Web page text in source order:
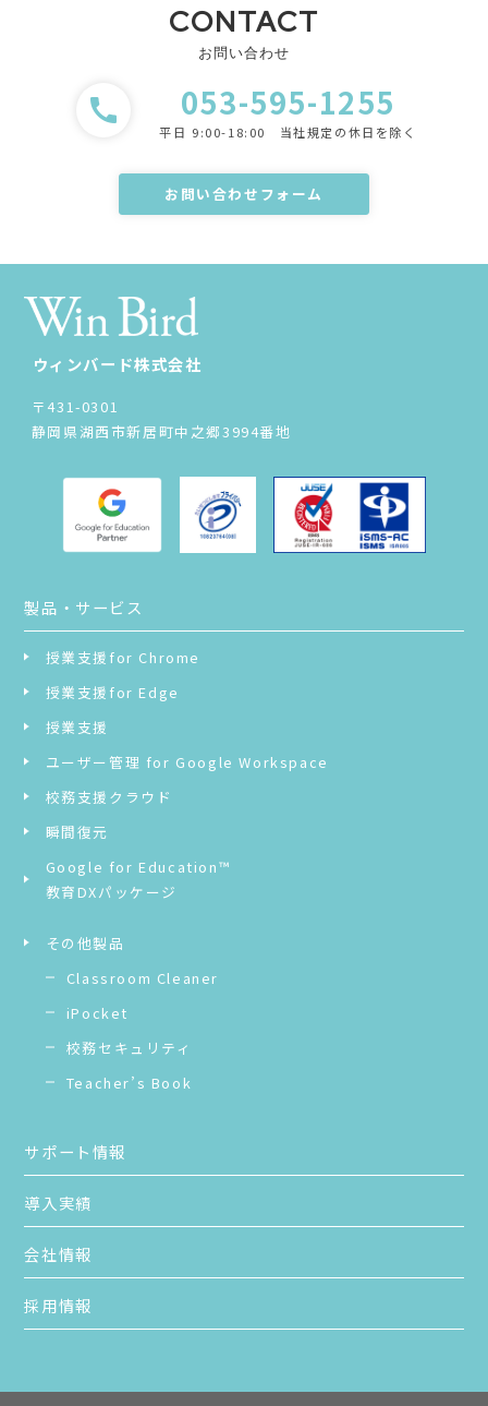
CONTACT
お問い合わせ
call 053-595-1255
平日 9:00-18:00 当社規定の休日を除く
お問い合わせフォーム
ウィンバード株式会社
〒431-0301
静岡県湖西市新居町中之郷3994番地
製品・サービス
授業支援for Chrome
授業支援for Edge
授業支援
ユーザー管理 for Google Workspace
校務支援クラウド
瞬間復元
Google for Education™
教育DXパッケージ
その他製品
Classroom Cleaner
iPocket
校務セキュリティ
Teacher’s Book
サポート情報
導入実績
会社情報
採用情報